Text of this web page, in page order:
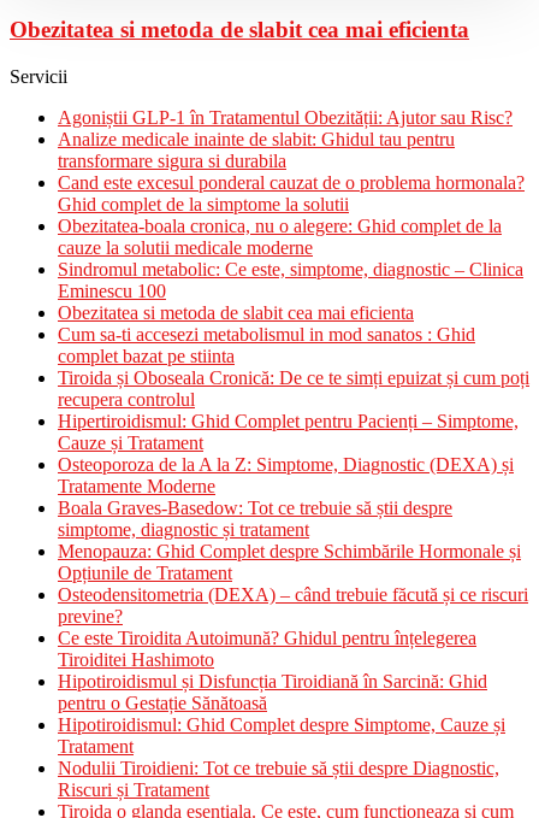
Obezitatea si metoda de slabit cea mai eficienta
Servicii
Agoniștii GLP-1 în Tratamentul Obezității: Ajutor sau Risc?
Analize medicale inainte de slabit: Ghidul tau pentru
transformare sigura si durabila
Cand este excesul ponderal cauzat de o problema hormonala?
Ghid complet de la simptome la solutii
Obezitatea-boala cronica, nu o alegere: Ghid complet de la
cauze la solutii medicale moderne
Sindromul metabolic: Ce este, simptome, diagnostic – Clinica
Eminescu 100
Obezitatea si metoda de slabit cea mai eficienta
Cum sa-ti accesezi metabolismul in mod sanatos : Ghid
complet bazat pe stiinta
Tiroida și Oboseala Cronică: De ce te simți epuizat și cum poți
recupera controlul
Hipertiroidismul: Ghid Complet pentru Pacienți – Simptome,
Cauze și Tratament
Osteoporoza de la A la Z: Simptome, Diagnostic (DEXA) și
Tratamente Moderne
Boala Graves-Basedow: Tot ce trebuie să știi despre
simptome, diagnostic și tratament
Menopauza: Ghid Complet despre Schimbările Hormonale și
Opțiunile de Tratament
Osteodensitometria (DEXA) – când trebuie făcută și ce riscuri
previne?
Ce este Tiroidita Autoimună? Ghidul pentru înțelegerea
Tiroiditei Hashimoto
Hipotiroidismul și Disfuncția Tiroidiană în Sarcină: Ghid
pentru o Gestație Sănătoasă
Hipotiroidismul: Ghid Complet despre Simptome, Cauze și
Tratament
Nodulii Tiroidieni: Tot ce trebuie să știi despre Diagnostic,
Riscuri și Tratament
Tiroida o glanda esentiala. Ce este, cum functioneaza si cum